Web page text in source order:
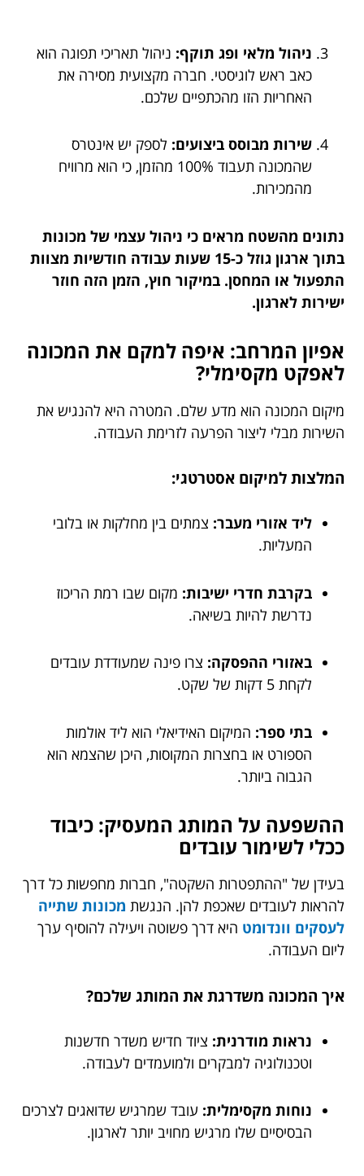
ניהול מלאי ופג תוקף: ניהול תאריכי תפוגה הוא
כאב ראש לוגיסטי. חברה מקצועית מסירה את
האחריות הזו מהכתפיים שלכם.
שירות מבוסס ביצועים: לספק יש אינטרס
שהמכונה תעבוד 100% מהזמן, כי הוא מרוויח
מהמכירות.
נתונים מהשטח מראים כי ניהול עצמי של מכונות
בתוך ארגון גוזל כ-15 שעות עבודה חודשיות מצוות
התפעול או המחסן. במיקור חוץ, הזמן הזה חוזר
ישירות לארגון.
אפיון המרחב: איפה למקם את המכונה
לאפקט מקסימלי?
מיקום המכונה הוא מדע שלם. המטרה היא להנגיש את
השירות מבלי ליצור הפרעה לזרימת העבודה.
המלצות למיקום אסטרטגי:
ליד אזורי מעבר: צמתים בין מחלקות או בלובי
המעליות.
בקרבת חדרי ישיבות: מקום שבו רמת הריכוז
נדרשת להיות בשיאה.
באזורי ההפסקה: צרו פינה שמעודדת עובדים
לקחת 5 דקות של שקט.
בתי ספר: המיקום האידיאלי הוא ליד אולמות
הספורט או בחצרות המקוסות, היכן שהצמא הוא
הגבוה ביותר.
ההשפעה על המותג המעסיק: כיבוד
ככלי לשימור עובדים
בעידן של "ההתפטרות השקטה", חברות מחפשות כל דרך
להראות לעובדים שאכפת להן. הנגשת מכונות שתייה
לעסקים וונדומט היא דרך פשוטה ויעילה להוסיף ערך
ליום העבודה.
איך המכונה משדרגת את המותג שלכם?
נראות מודרנית: ציוד חדיש משדר חדשנות
וטכנולוגיה למבקרים ולמועמדים לעבודה.
נוחות מקסימלית: עובד שמרגיש שדואגים לצרכים
הבסיסיים שלו מרגיש מחויב יותר לארגון.